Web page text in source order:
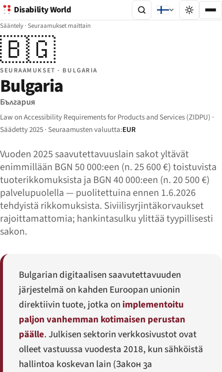
Disability World
Sääntely ·Seuraamukset maittain
🇧🇬
SEURAAMUKSET · BULGARIA
Bulgaria
България
Law on Accessibility Requirements for Products and Services (ZIDPU) ·
Säädetty 2025 · Seuraamusten valuutta:EUR
Vuoden 2025 saavutettavuuslain sakot yltävät
enimmillään BGN 50 000:een (n. 25 600 €) toistuvista
tuoterikkomuksista ja BGN 40 000:een (n. 20 500 €)
palvelupuolella — puolitettuina ennen 1.6.2026
tehdyistä rikkomuksista. Siviilisyrjintäkorvaukset
rajoittamattomia; hankintasulku ylittää tyypillisesti
sakon.
Bulgarian digitaalisen saavutettavuuden
järjestelmä on kahden Euroopan unionin
direktiivin tuote, jotka on implementoitu
paljon vanhemman kotimaisen perustan
päälle. Julkisen sektorin verkkosivustot ovat
olleet vastuussa vuodesta 2018, kun sähköistä
hallintoa koskevan lain (Закон за